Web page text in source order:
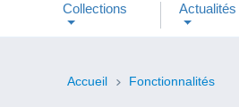
Collections Actualités
Accueil Fonctionnalités